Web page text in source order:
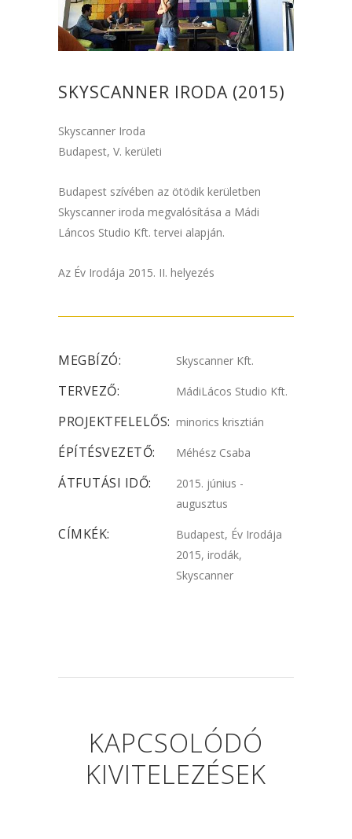
SKYSCANNER IRODA (2015)
Skyscanner Iroda
Budapest, V. kerületi
Budapest szívében az ötödik kerületben
Skyscanner iroda megvalósítása a Mádi
Láncos Studio Kft. tervei alapján.
Az Év Irodája 2015. II. helyezés
MEGBÍZÓ: Skyscanner Kft.
TERVEZŐ: MádiLácos Studio Kft.
PROJEKTFELELŐS: minorics krisztián
ÉPÍTÉSVEZETŐ: Méhész Csaba
ÁTFUTÁSI IDŐ:
2015. június -
augusztus
CÍMKÉK:
Budapest, Év Irodája
2015, irodák,
Skyscanner
KAPCSOLÓDÓ
KIVITELEZÉSEK